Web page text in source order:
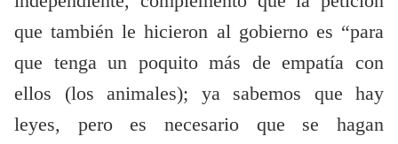
que también le hicieron al gobierno es “para
que tenga un poquito más de empatía con
ellos (los animales); ya sabemos que hay
leyes, pero es necesario que se hagan